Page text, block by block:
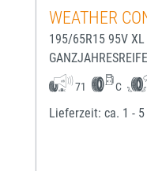
WEATHER
195/65R15 95V XL
71 C
Lieferzeit: ca. 1 -